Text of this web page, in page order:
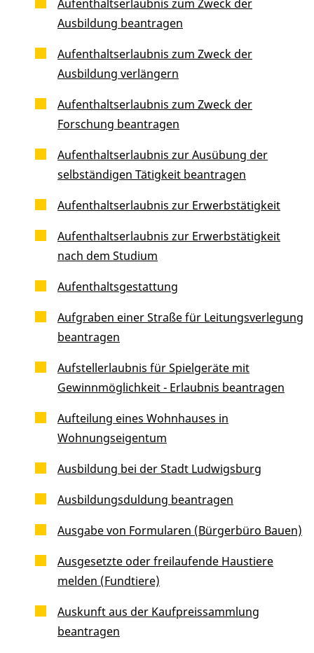
Aufenthaltserlaubnis zum Zweck der
Ausbildung beantragen
Aufenthaltserlaubnis zum Zweck der
Ausbildung verlängern
Aufenthaltserlaubnis zum Zweck der
Forschung beantragen
Aufenthaltserlaubnis zur Ausübung der
selbständigen Tätigkeit beantragen
Aufenthaltserlaubnis zur Erwerbstätigkeit
Aufenthaltserlaubnis zur Erwerbstätigkeit
nach dem Studium
Aufenthaltsgestattung
Aufgraben einer Straße für Leitungsverlegung
beantragen
Aufstellerlaubnis für Spielgeräte mit
Gewinnmöglichkeit - Erlaubnis beantragen
Aufteilung eines Wohnhauses in
Wohnungseigentum
Ausbildung bei der Stadt Ludwigsburg
Ausbildungsduldung beantragen
Ausgabe von Formularen (Bürgerbüro Bauen)
Ausgesetzte oder freilaufende Haustiere
melden (Fundtiere)
Auskunft aus der Kaufpreissammlung
beantragen